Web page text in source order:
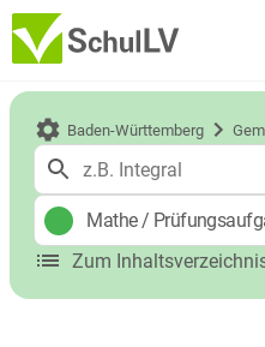
Baden-Württemberg
Mathe/
Zum